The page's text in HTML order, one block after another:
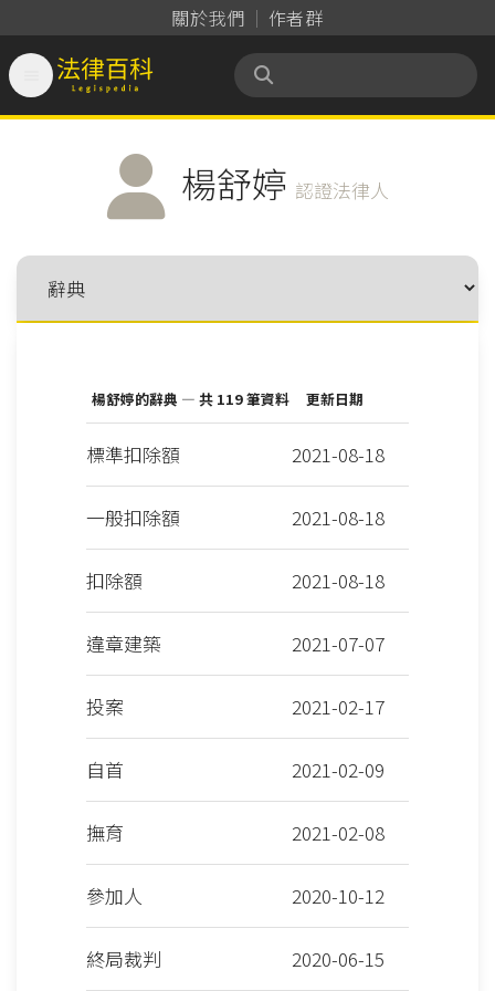
關於我們 作者群
法律百科 Legispedia
楊舒婷 認證法律人
楊舒婷的辭典 — 共 119 筆資料 更新日期
標準扣除額 2021-08-18
一般扣除額 2021-08-18
扣除額 2021-08-18
違章建築 2021-07-07
投案 2021-02-17
自首 2021-02-09
撫育 2021-02-08
參加人 2020-10-12
終局裁判 2020-06-15